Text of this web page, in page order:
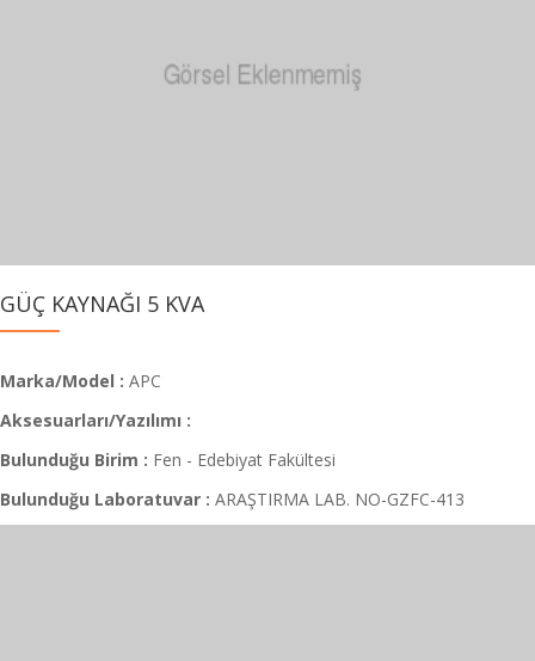
GÜÇ KAYNAĞI 5 KVA
Marka/Model : APC
Aksesuarları/Yazılımı :
Bulunduğu Birim : Fen - Edebiyat Fakültesi
Bulunduğu Laboratuvar : ARAŞTIRMA LAB. NO-GZFC-413